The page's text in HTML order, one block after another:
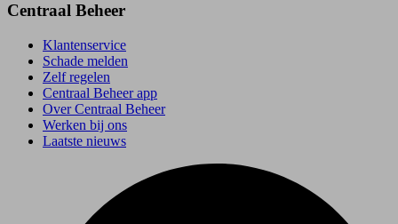
Centraal Beheer
Klantenservice
Schade melden
Zelf regelen
Centraal Beheer app
Over Centraal Beheer
Werken bij ons
Laatste nieuws